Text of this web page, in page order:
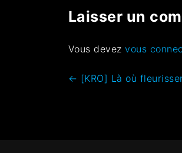
Laisser un
Vous devezvous
← [KRO] Là où